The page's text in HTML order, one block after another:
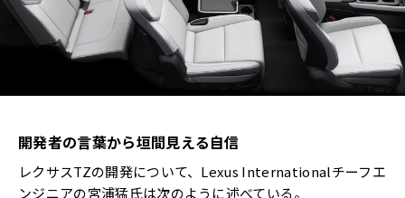
開発者の言葉から垣間見える自信
レクサスTZの開発について、Lexus Internationalチーフエ
ンジニアの宮浦猛氏は次のように述べている。